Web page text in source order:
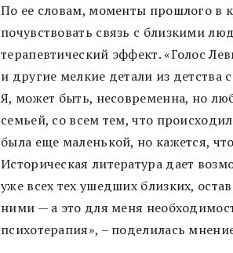
По ее словам, моменты прошлого в
почувствовать связь с близкими
терапевтический эффект. «Голос
и другие мелкие детали из
Я, может быть, несовременна, но
семьей, со всем тем, что
была еще маленькой, но кажется,
Историческая литература дает
уже всех тех ушедших близких,
ними — а это для меня
психотерапия», – поделилась